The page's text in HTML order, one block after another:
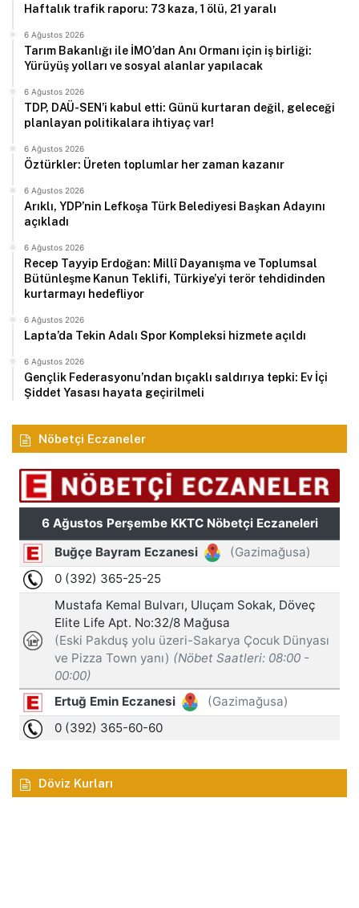
Haftalık trafik raporu: 73 kaza, 1 ölü, 21 yaralı
6 Ağustos 2026
Tarım Bakanlığı ile İMO’dan Anı Ormanı için iş birliği:
Yürüyüş yolları ve sosyal alanlar yapılacak
6 Ağustos 2026
TDP, DAÜ-SEN’i kabul etti: Günü kurtaran değil, geleceği
planlayan politikalara ihtiyaç var!
6 Ağustos 2026
Öztürkler: Üreten toplumlar her zaman kazanır
6 Ağustos 2026
Arıklı, YDP’nin Lefkoşa Türk Belediyesi Başkan Adayını
açıkladı
6 Ağustos 2026
Recep Tayyip Erdoğan: Millî Dayanışma ve Toplumsal
Bütünleşme Kanun Teklifi, Türkiye’yi terör tehdidinden
kurtarmayı hedefliyor
6 Ağustos 2026
Lapta’da Tekin Adalı Spor Kompleksi hizmete açıldı
6 Ağustos 2026
Gençlik Federasyonu’ndan bıçaklı saldırıya tepki: Ev İçi
Şiddet Yasası hayata geçirilmeli
Nöbetçi Eczaneler
Döviz Kurları